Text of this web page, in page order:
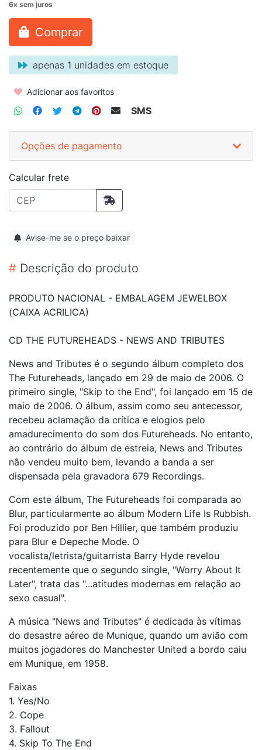
Comprar
apenas 1 unidades em estoque
Adicionar aos favoritos
SMS
Opções de pagamento
Calcular frete
Avise-me se o preço baixar
# Descrição do produto
PRODUTO NACIONAL - EMBALAGEM JEWELBOX
(CAIXA ACRILICA)
CD THE FUTUREHEADS - NEWS AND TRIBUTES
News and Tributes é o segundo álbum completo dos
The Futureheads, lançado em 29 de maio de 2006. O
primeiro single, "Skip to the End", foi lançado em 15 de
maio de 2006. O álbum, assim como seu antecessor,
recebeu aclamação da crítica e elogios pelo
amadurecimento do som dos Futureheads. No entanto,
ao contrário do álbum de estreia, News and Tributes
não vendeu muito bem, levando a banda a ser
dispensada pela gravadora 679 Recordings.
Com este álbum, The Futureheads foi comparada ao
Blur, particularmente ao álbum Modern Life Is Rubbish.
Foi produzido por Ben Hillier, que também produziu
para Blur e Depeche Mode. O
vocalista/letrista/guitarrista Barry Hyde revelou
recentemente que o segundo single, "Worry About It
Later", trata das "...atitudes modernas em relação ao
sexo casual".
A música "News and Tributes" é dedicada às vítimas
do desastre aéreo de Munique, quando um avião com
muitos jogadores do Manchester United a bordo caiu
em Munique, em 1958.
Faixas
1. Yes/No
2. Cope
3. Fallout
4. Skip To The End